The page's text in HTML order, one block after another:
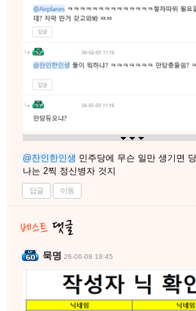
@잔인한인생 민주당에 무슨 일만 생기면
나는 2찍 정신병자 것지
답글 이동
묵명 26-06-08 19:45